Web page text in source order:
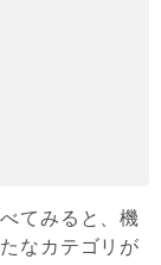
てみると、機
なカテゴリが